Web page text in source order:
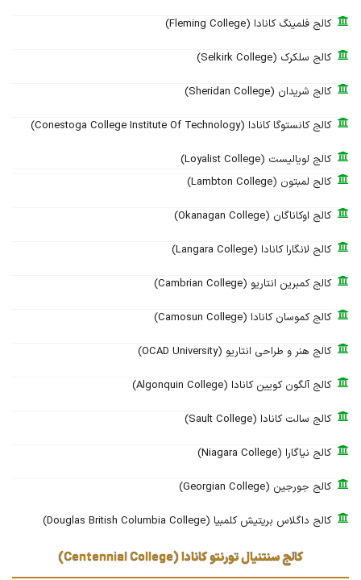
کالج فلمینگ کانادا (Fleming College)
کالج سلکرک (Selkirk College)
کالج شریدان (Sheridan College)
کالج کانستوگا کانادا (Conestoga College Institute Of Technology)
کالج لویالیست (Loyalist College)
کالج لمبتون (Lambton College)
کالج اوکاناگان (Okanagan College)
کالج لانگارا کانادا (Langara College)
کالج کمبرین انتاریو (Cambrian College)
کالج کموسان کانادا (Camosun College)
کالج هنر و طراحی انتاریو (OCAD University)
کالج آلگون کویین کانادا (Algonquin College)
کالج سالت کانادا (Sault College)
کالج نیاگارا (Niagara College)
کالج جورجین (Georgian College)
کالج داگلاس بریتیش کلمبیا (Douglas British Columbia College)
کالج سنتنیال تورنتو کانادا (Centennial College)